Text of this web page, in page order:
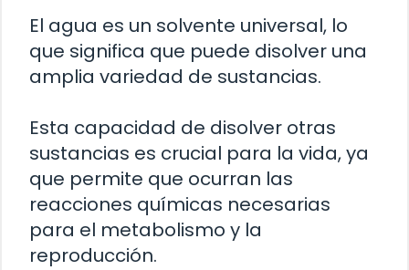
El agua es un solvente universal, lo
que significa que puede disolver una
amplia variedad de sustancias.
Esta capacidad de disolver otras
sustancias es crucial para la vida, ya
que permite que ocurran las
reacciones químicas necesarias
para el metabolismo y la
reproducción.